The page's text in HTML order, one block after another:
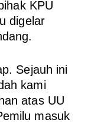
KPU
digelar
Sejauh ini
kami
atas UU
masuk